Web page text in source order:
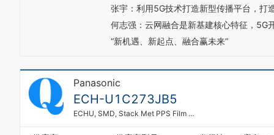
张宇：利用5G技术打造新型传播平台，打
何志强：云网融合是新基建核心特征，5G
“新机遇、新起点、融合赢未来”
Panasonic
ECH-U1C273JB5
ECHU, SMD, Stack Met PPS Film Cap